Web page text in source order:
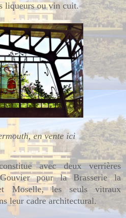
liqueurs ou vin cuit.
en vente ici
avec deux verrières
pour la Brasserie la
Moselle, les seuls vitraux
leur cadre architectural.